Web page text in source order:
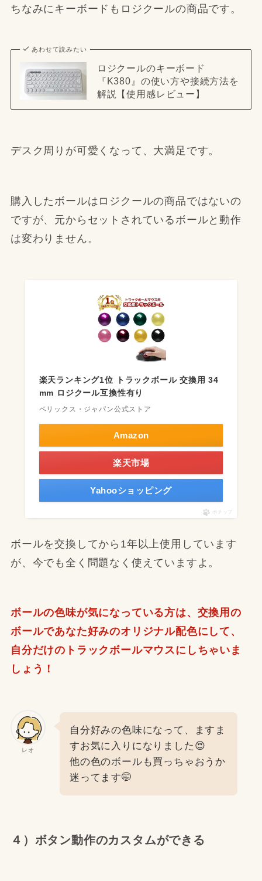
ちなみにキーボードもロジクールの商品です。
あわせて読みたい
ロジクールのキーボード
『K380』の使い方や接続方法を
解説【使用感レビュー】
デスク周りが可愛くなって、大満足です。
購入したボールはロジクールの商品ではないの
ですが、元からセットされているボールと動作
は変わりません。
楽天ランキング1位 トラックボール 交換用 34
mm ロジクール互換性有り
ペリックス・ジャパン公式ストア
Amazon
楽天市場
Yahooショッピング
ポチップ
ボールを交換してから1年以上使用しています
が、今でも全く問題なく使えていますよ。
ボールの色味が気になっている方は、交換用の
ボールであなた好みのオリジナル配色にして、
自分だけのトラックボールマウスにしちゃいま
しょう！
レオ
自分好みの色味になって、ますま
すお気に入りになりました😍
他の色のボールも買っちゃおうか
迷ってます🤭
４）ボタン動作のカスタムができる